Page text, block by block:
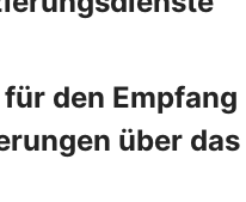
den Empfang
über das